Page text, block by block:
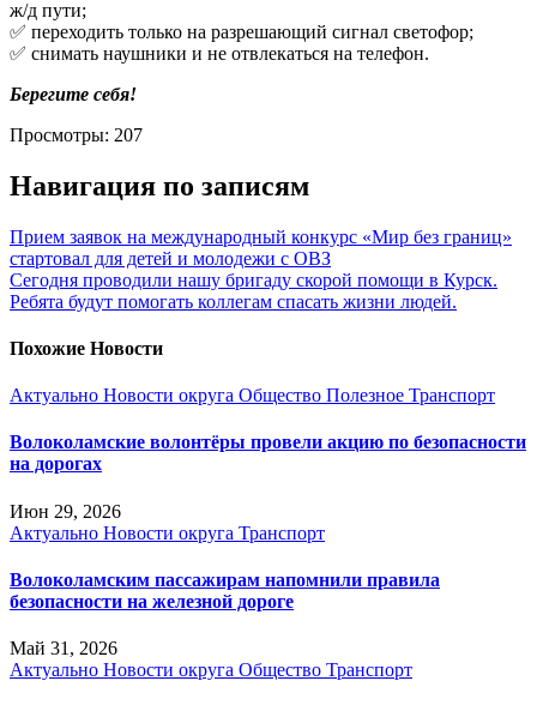
ж/д пути;
✅ переходить только на разрешающий сигнал светофор;
✅ снимать наушники и не отвлекаться на телефон.
Берегите себя!
Просмотры: 207
Навигация по записям
Прием заявок на международный конкурс «Мир без границ»
стартовал для детей и молодежи с ОВЗ
Сегодня проводили нашу бригаду скорой помощи в Курск.
Ребята будут помогать коллегам спасать жизни людей.
Похожие Новости
Актуально Новости округа Общество Полезное Транспорт
Волоколамские волонтёры провели акцию по безопасности
на дорогах
Июн 29, 2026
Актуально Новости округа Транспорт
Волоколамским пассажирам напомнили правила
безопасности на железной дороге
Май 31, 2026
Актуально Новости округа Общество Транспорт